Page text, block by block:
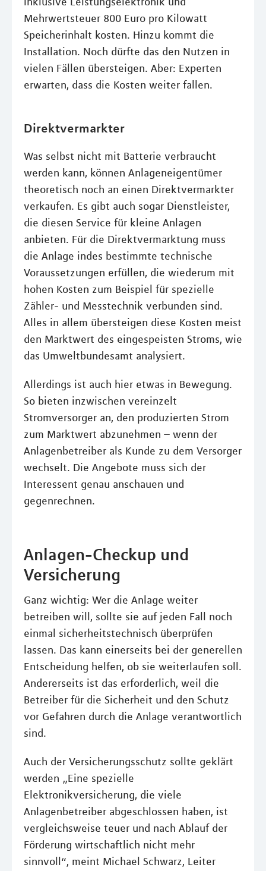
Mehrwertsteuer 800 Euro pro Kilowatt
Speicherinhalt kosten. Hinzu kommt die
Installation. Noch dürfte das den Nutzen in
vielen Fällen übersteigen. Aber: Experten
erwarten, dass die Kosten weiter fallen.
Direktvermarkter
Was selbst nicht mit Batterie verbraucht
werden kann, können Anlageneigentümer
theoretisch noch an einen Direktvermarkter
verkaufen. Es gibt auch sogar Dienstleister,
die diesen Service für kleine Anlagen
anbieten. Für die Direktvermarktung muss
die Anlage indes bestimmte technische
Voraussetzungen erfüllen, die wiederum mit
hohen Kosten zum Beispiel für spezielle
Zähler- und Messtechnik verbunden sind.
Alles in allem übersteigen diese Kosten meist
den Marktwert des eingespeisten Stroms, wie
das Umweltbundesamt analysiert.
Allerdings ist auch hier etwas in Bewegung.
So bieten inzwischen vereinzelt
Stromversorger an, den produzierten Strom
zum Marktwert abzunehmen – wenn der
Anlagenbetreiber als Kunde zu dem Versorger
wechselt. Die Angebote muss sich der
Interessent genau anschauen und
gegenrechnen.
Anlagen-Checkup und
Versicherung
Ganz wichtig: Wer die Anlage weiter
betreiben will, sollte sie auf jeden Fall noch
einmal sicherheitstechnisch überprüfen
lassen. Das kann einerseits bei der generellen
Entscheidung helfen, ob sie weiterlaufen soll.
Andererseits ist das erforderlich, weil die
Betreiber für die Sicherheit und den Schutz
vor Gefahren durch die Anlage verantwortlich
sind.
Auch der Versicherungsschutz sollte geklärt
werden „Eine spezielle
Elektronikversicherung, die viele
Anlagenbetreiber abgeschlossen haben, ist
vergleichsweise teuer und nach Ablauf der
Förderung wirtschaftlich nicht mehr
sinnvoll“, meint Michael Schwarz, Leiter